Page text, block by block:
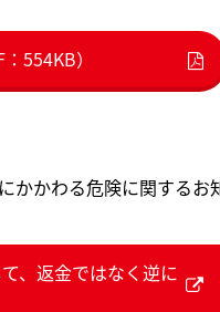
554KB）
かかわる危険に関するお
、返金ではなく逆に